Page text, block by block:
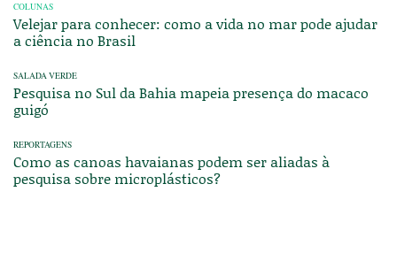
COLUNAS
Velejar para conhecer: como a vida no mar pode ajudar
a ciência no Brasil
SALADA VERDE
Pesquisa no Sul da Bahia mapeia presença do macaco
guigó
REPORTAGENS
Como as canoas havaianas podem ser aliadas à
pesquisa sobre microplásticos?